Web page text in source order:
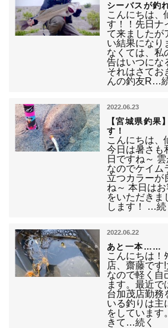
シーバスが釣
こんにちは、
す！！先日ナ
て来ましたが
い結果になり
なくては、私
告はいつにな
それはさてお
んの釣友R…
2022.06.23
【宮城県釣果
す！
こんにちは、
今日は暑さも
日ですね～
なのでケイム
立つカラーが
ね～ 本日は
をいただきま
します！ …続
2022.06.22
あと一本……
こんにちは！
店、齋藤です
なので軽く自
ます。最近で
台加茂店勤務
いる釣りは主
をしています
きて…続く